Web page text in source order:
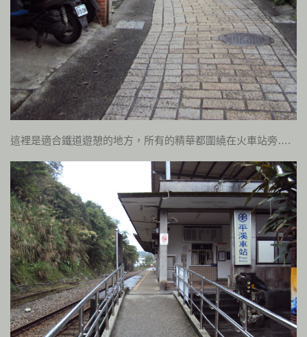
這裡是適合鐵道遊憩的地方，所有的精華都圍繞在火車站旁….